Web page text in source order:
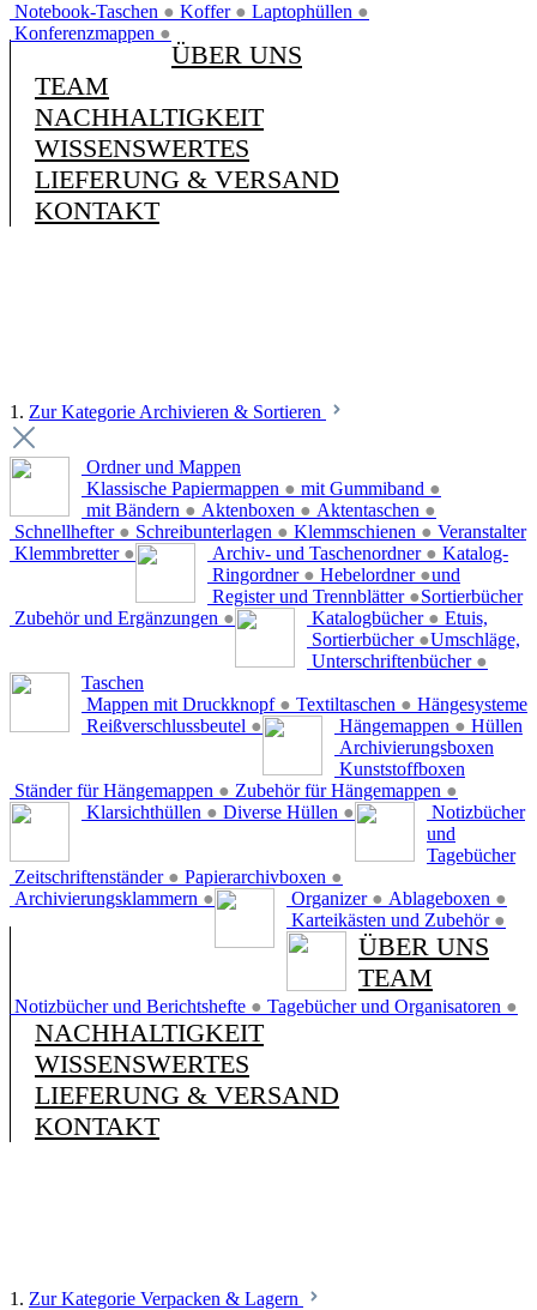
Notebook-Taschen ● Koffer ● Laptophüllen ●
Konferenzmappen ●
ÜBER UNS
TEAM
NACHHALTIGKEIT
WISSENSWERTES
LIEFERUNG & VERSAND
KONTAKT
1. Zur Kategorie Archivieren & Sortieren
Ordner und Mappen
Klassische Papiermappen ● mit Gummiband ●
mit Bändern ● Aktenboxen ● Aktentaschen ●
Schnellhefter ● Schreibunterlagen ● Klemmschienen ●
Klemmbretter ●
Veranstalter
Archiv- und Taschenordner ●
Ringordner ● Hebelordner ●
Register und Trennblätter ●
Zubehör und Ergänzungen ●
Katalog-
und
Sortierbücher
Katalogbücher ●
Sortierbücher ●
Unterschriftenbücher ●
Etuis,
Umschläge,
Taschen
Mappen mit Druckknopf ● Textiltaschen ●
Reißverschlussbeutel ●
Hängesysteme
Hängemappen ●
Ständer für Hängemappen ● Zubehör für Hängemappen ●
Hüllen
Klarsichthüllen ● Diverse Hüllen ●
Archivierungsboxen
Zeitschriftenständer ● Papierarchivboxen ●
Archivierungsklammern ●
Kunststoffboxen
Organizer ● Ablageboxen ●
Karteikästen und Zubehör ●
Notizbücher
und
Tagebücher
Notizbücher und Berichtshefte ● Tagebücher und Organisatoren ●
ÜBER UNS
TEAM
NACHHALTIGKEIT
WISSENSWERTES
LIEFERUNG & VERSAND
KONTAKT
1. Zur Kategorie Verpacken & Lagern